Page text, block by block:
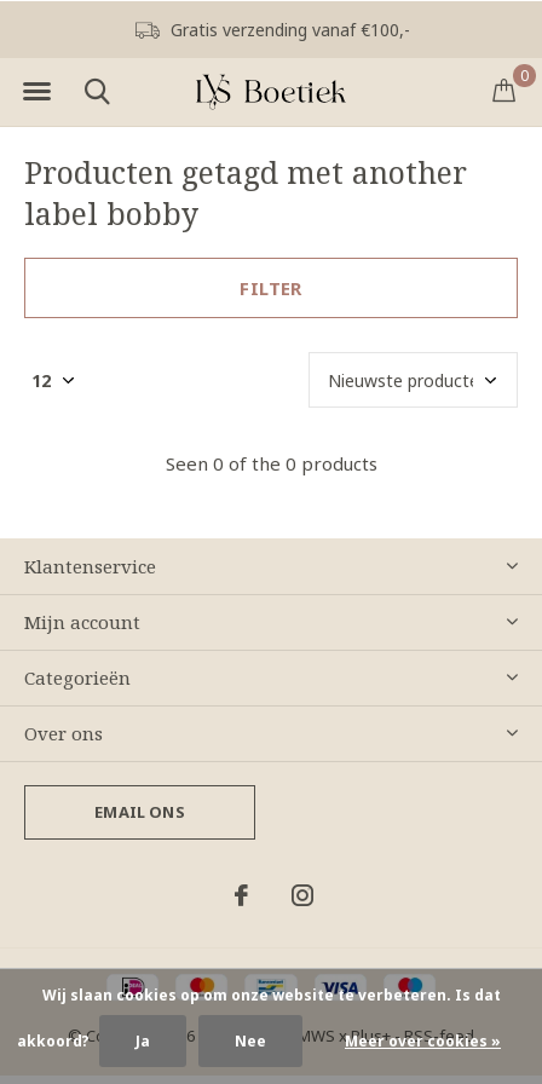
0
Gratis verzending vanaf €100,-
Producten getagd met another
label bobby
FILTER
Seen 0 of the 0 products
Klantenservice
Mijn account
Categorieën
Over ons
EMAIL ONS
© Copyright 2026 - Theme By DMWS xPlus+-RSS-feed
Wij slaan cookies op om onze website te verbeteren. Is dat
akkoord? Ja Nee Meer over cookies »